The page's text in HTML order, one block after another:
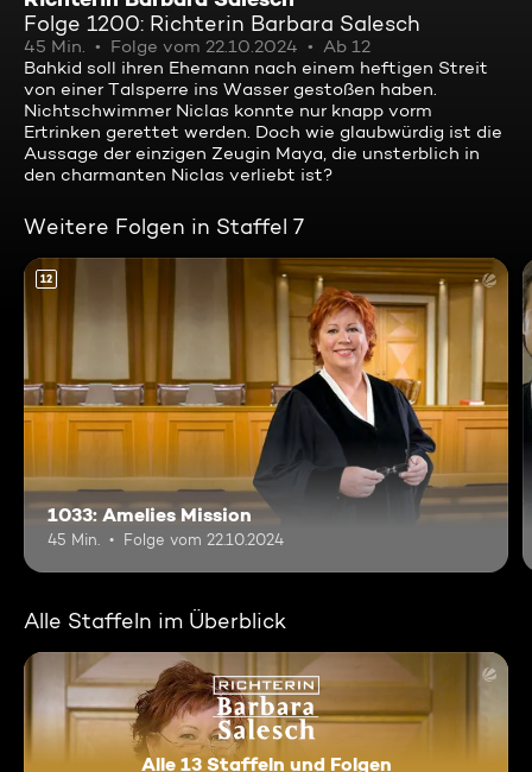
Folge 1200: Richterin Barbara Salesch
45 Min. Folge vom 22.10.2024
Ab 12
Bahkid soll ihren Ehemann nach einem heftigen Streit
von einer Talsperre ins Wasser gestoßen haben.
Nichtschwimmer Niclas konnte nur knapp vorm
Ertrinken gerettet werden. Doch wie glaubwürdig ist die
Aussage der einzigen Zeugin Maya, die unsterblich in
den charmanten Niclas verliebt ist?
Weitere Folgen in Staffel 7
12
1033: Amelies Mission
45 Min. Folge vom 22.10.2024
Alle Staffeln im Überblick
Alle 13 Staffeln und Folgen